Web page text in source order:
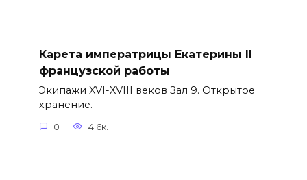
Карета императрицы Екатерины II
французской работы
Экипажи XVI-XVIII веков Зал 9. Открытое
хранение.
0 4.6к.